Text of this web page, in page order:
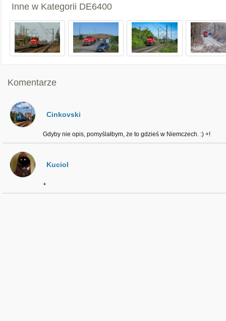
Inne w Kategorii DE6400
Komentarze
Cinkovski
Gdyby nie opis, pomyślałbym, że to gdzieś w Niemczech. :) +!
Kuciol
+